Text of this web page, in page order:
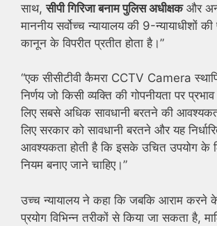
साथ,सीपी गिरिजा बनाम पुलिस अधीक्षकऔर
माननीय सर्वोच्च न्यायालय की 9-न्यायाधीशों की
कानून के विपरीत प्रतीत होता है।”
“एक सीसीटीवी कैमरा CCTV Camera
निर्णय जो किसी व्यक्ति की गोपनीयता पर
लिए सबसे अधिक सावधानी बरतने की
लिए सरकार को सावधानी बरतने और यह
आवश्यकता होती है कि इसके उचित उपयोग के
नियम बनाए जाने चाहिए।”
उच्च न्यायालय ने कहा कि जबकि आराम करने
प्रयोग विभिन्न तरीकों से किया जा सकता है,